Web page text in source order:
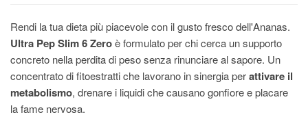
Rendi la tua dieta più piacevole con il gusto fresco dell'Ananas.
Ultra Pep Slim 6 Zeroè formulato per chi cerca un supporto
concreto nella perdita di peso senza rinunciare al sapore. Un
concentrato di fitoestratti che lavorano in sinergia perattivare il
metabolismo, drenare i liquidi che causano gonfiore e placare
la fame nervosa.